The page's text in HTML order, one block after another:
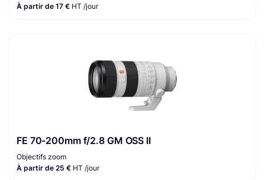
À partir de 17 € HT /jour
FE 70-200mm f/2.8 GM OSS II
Objectifs zoom
À partir de 25 € HT /jour